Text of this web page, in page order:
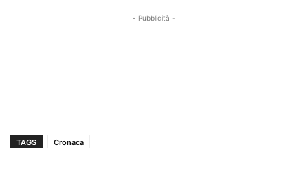
- Pubblicità -
TAGS Cronaca